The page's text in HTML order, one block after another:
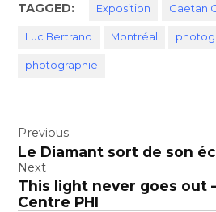
TAGGED: Exposition Gaetan
Luc Bertrand Montréal
photographie
Navigation
de
l’article
Previous
Le Diamant sort de son
Next
This light never goes out
Centre PHI